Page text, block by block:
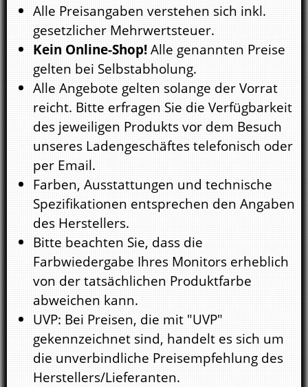
Alle Preisangaben verstehen sich inkl.
gesetzlicher Mehrwertsteuer.
Kein Online-Shop!Alle genannten Preise
gelten bei Selbstabholung.
Alle Angebote gelten solange der Vorrat
reicht. Bitte erfragen Sie die Verfügbarkeit
des jeweiligen Produkts vor dem Besuch
unseres Ladengeschäftes telefonisch oder
per Email.
Farben, Ausstattungen und technische
Spezifikationen entsprechen den Angaben
des Herstellers.
Bitte beachten Sie, dass die
Farbwiedergabe Ihres Monitors erheblich
von der tatsächlichen Produktfarbe
abweichen kann.
UVP: Bei Preisen, die mit "UVP"
gekennzeichnet sind, handelt es sich um
die unverbindliche Preisempfehlung des
Herstellers/Lieferanten.